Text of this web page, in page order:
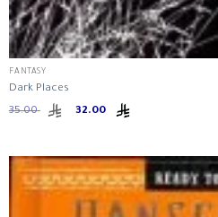
FANTASY
Dark Places
35.00
Original
price 32.00